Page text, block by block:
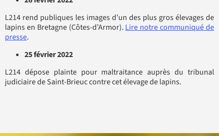
L214 rend publiques les images d’un des plus gros élevages de
lapins en Bretagne (Côtes-d’Armor). Lire notre communiqué de
presse.
25 février 2022
L214 dépose plainte pour maltraitance auprès du tribunal
judiciaire de Saint-Brieuc contre cet élevage de lapins.